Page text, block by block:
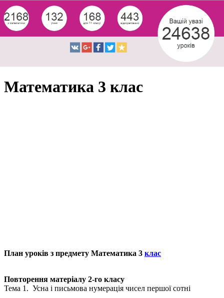
Математика 3 клас
План уроків з предмету Математика 3 клас
Повторення матеріалу 2-го класу
Тема 1. Усна і письмова нумерація чисел першої сотні